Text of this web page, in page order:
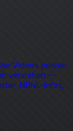
Videos posten,
verstehen —
NBNL-Infos,